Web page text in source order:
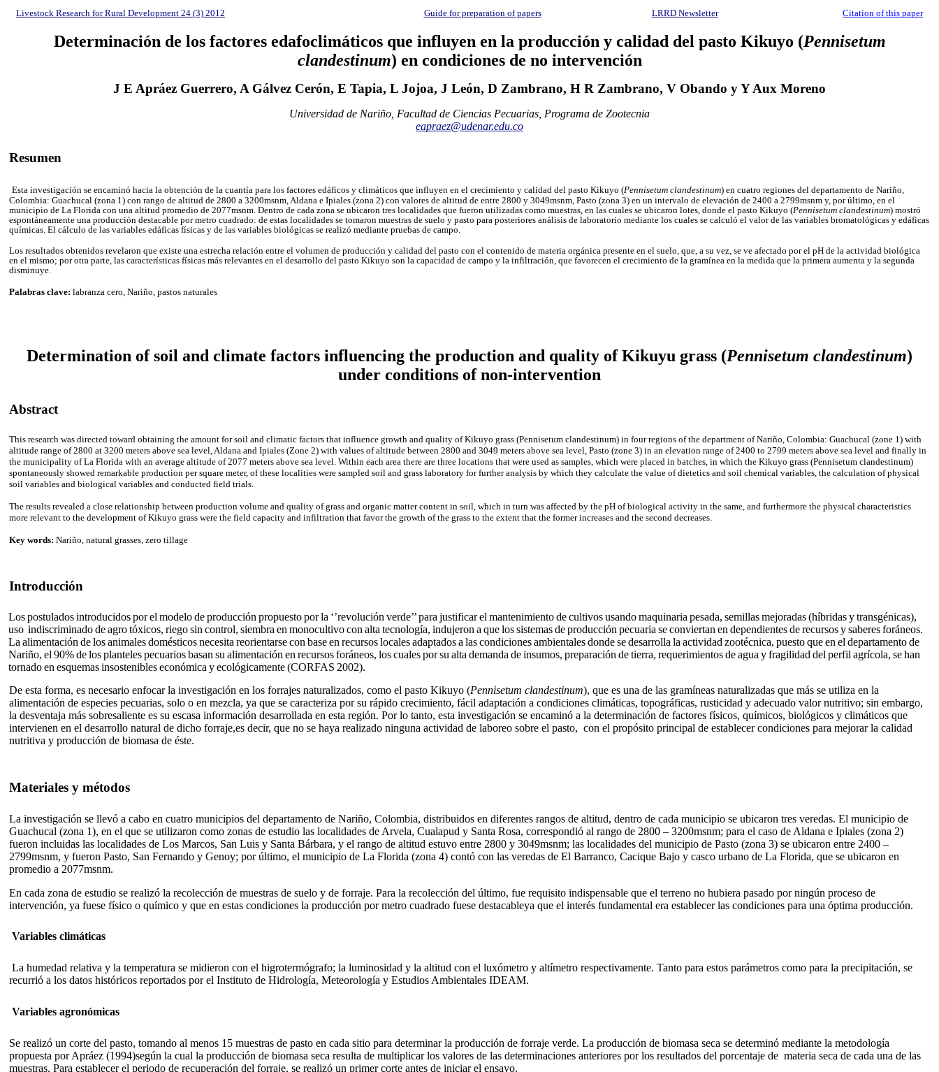
Livestock Research for Rural Development 24 (3) 2012 Guide for preparation of papers LRRD Newsletter Citation of this paper
Determinación de los factores edafoclimáticos que influyen en la producción y calidad del pasto Kikuyo (Pennisetum
clandestinum) en condiciones de no intervención
J E Apráez Guerrero, A Gálvez Cerón, E Tapia, L Jojoa, J León, D Zambrano, H R Zambrano, V Obando y Y Aux Moreno
Universidad de Nariño, Facultad de Ciencias Pecuarias, Programa de Zootecnia
eapraez@udenar.edu.co
Resumen
Esta investigación se encaminó hacia la obtención de la cuantía para los factores edáficos y climáticos que influyen en el crecimiento y calidad del pasto Kikuyo (Pennisetum clandestinum) en cuatro regiones del departamento de Nariño,
Colombia: Guachucal (zona 1) con rango de altitud de 2800 a 3200msnm, Aldana e Ipiales (zona 2) con valores de altitud de entre 2800 y 3049msnm, Pasto (zona 3) en un intervalo de elevación de 2400 a 2799msnm y, por último, en el
municipio de La Florida con una altitud promedio de 2077msnm. Dentro de cada zona se ubicaron tres localidades que fueron utilizadas como muestras, en las cuales se ubicaron lotes, donde el pasto Kikuyo (Pennisetum clandestinum) mostró
espontáneamente una producción destacable por metro cuadrado: de estas localidades se tomaron muestras de suelo y pasto para posteriores análisis de laboratorio mediante los cuales se calculó el valor de las variables bromatológicas y edáficas
químicas. El cálculo de las variables edáficas físicas y de las variables biológicas se realizó mediante pruebas de campo.
Los resultados obtenidos revelaron que existe una estrecha relación entre el volumen de producción y calidad del pasto con el contenido de materia orgánica presente en el suelo, que, a su vez, se ve afectado por el pH de la actividad biológica
en el mismo; por otra parte, las características físicas más relevantes en el desarrollo del pasto Kikuyo son la capacidad de campo y la infiltración, que favorecen el crecimiento de la gramínea en la medida que la primera aumenta y la segunda
disminuye.
Palabras clave: labranza cero, Nariño, pastos naturales
Determination of soil and climate factors influencing the production and quality of Kikuyu grass (Pennisetum clandestinum)
under conditions of non-intervention
Abstract
This research was directed toward obtaining the amount for soil and climatic factors that influence growth and quality of Kikuyo grass (Pennisetum clandestinum) in four regions of the department of Nariño, Colombia: Guachucal (zone 1) with
altitude range of 2800 at 3200 meters above sea level, Aldana and Ipiales (Zone 2) with values of altitude between 2800 and 3049 meters above sea level, Pasto (zone 3) in an elevation range of 2400 to 2799 meters above sea level and finally in
the municipality of La Florida with an average altitude of 2077 meters above sea level. Within each area there are three locations that were used as samples, which were placed in batches, in which the Kikuyo grass (Pennisetum clandestinum)
spontaneously showed remarkable production per square meter, of these localities were sampled soil and grass laboratory for further analysis by which they calculate the value of dietetics and soil chemical variables, the calculation of physical
soil variables and biological variables and conducted field trials.
The results revealed a close relationship between production volume and quality of grass and organic matter content in soil, which in turn was affected by the pH of biological activity in the same, and furthermore the physical characteristics
more relevant to the development of Kikuyo grass were the field capacity and infiltration that favor the growth of the grass to the extent that the former increases and the second decreases.
Key words: Nariño, natural grasses, zero tillage
Introducción
Los postulados introducidos por el modelo de producción propuesto por la ‘’revolución verde’’ para justificar el mantenimiento de cultivos usando maquinaria pesada, semillas mejoradas (híbridas y transgénicas),
uso indiscriminado de agro tóxicos, riego sin control, siembra en monocultivo con alta tecnología, indujeron a que los sistemas de producción pecuaria se conviertan en dependientes de recursos y saberes foráneos.
La alimentación de los animales domésticos necesita reorientarse con base en recursos locales adaptados a las condiciones ambientales donde se desarrolla la actividad zootécnica, puesto que en el departamento de
Nariño, el 90% de los planteles pecuarios basan su alimentación en recursos foráneos, los cuales por su alta demanda de insumos, preparación de tierra, requerimientos de agua y fragilidad del perfil agrícola, se han
tornado en esquemas insostenibles económica y ecológicamente (CORFAS 2002).
De esta forma, es necesario enfocar la investigación en los forrajes naturalizados, como el pasto Kikuyo (Pennisetum clandestinum), que es una de las gramíneas naturalizadas que más se utiliza en la
alimentación de especies pecuarias, solo o en mezcla, ya que se caracteriza por su rápido crecimiento, fácil adaptación a condiciones climáticas, topográficas, rusticidad y adecuado valor nutritivo; sin embargo,
la desventaja más sobresaliente es su escasa información desarrollada en esta región. Por lo tanto, esta investigación se encaminó a la determinación de factores físicos, químicos, biológicos y climáticos que
intervienen en el desarrollo natural de dicho forraje,es decir, que no se haya realizado ninguna actividad de laboreo sobre el pasto, con el propósito principal de establecer condiciones para mejorar la calidad
nutritiva y producción de biomasa de éste.
Materiales y métodos
La investigación se llevó a cabo en cuatro municipios del departamento de Nariño, Colombia, distribuidos en diferentes rangos de altitud, dentro de cada municipio se ubicaron tres veredas. El municipio de
Guachucal (zona 1), en el que se utilizaron como zonas de estudio las localidades de Arvela, Cualapud y Santa Rosa, correspondió al rango de 2800 – 3200msnm; para el caso de Aldana e Ipiales (zona 2)
fueron incluidas las localidades de Los Marcos, San Luis y Santa Bárbara, y el rango de altitud estuvo entre 2800 y 3049msnm; las localidades del municipio de Pasto (zona 3) se ubicaron entre 2400 –
2799msnm, y fueron Pasto, San Fernando y Genoy; por último, el municipio de La Florida (zona 4) contó con las veredas de El Barranco, Cacique Bajo y casco urbano de La Florida, que se ubicaron en
promedio a 2077msnm.
En cada zona de estudio se realizó la recolección de muestras de suelo y de forraje. Para la recolección del último, fue requisito indispensable que el terreno no hubiera pasado por ningún proceso de
intervención, ya fuese físico o químico y que en estas condiciones la producción por metro cuadrado fuese destacableya que el interés fundamental era establecer las condiciones para una óptima producción.
Variables climáticas
La humedad relativa y la temperatura se midieron con el higrotermógrafo; la luminosidad y la altitud con el luxómetro y altímetro respectivamente. Tanto para estos parámetros como para la precipitación, se
recurrió a los datos históricos reportados por el Instituto de Hidrología, Meteorología y Estudios Ambientales IDEAM.
Variables agronómicas
Se realizó un corte del pasto, tomando al menos 15 muestras de pasto en cada sitio para determinar la producción de forraje verde. La producción de biomasa seca se determinó mediante la metodología
propuesta por Apráez (1994)según la cual la producción de biomasa seca resulta de multiplicar los valores de las determinaciones anteriores por los resultados del porcentaje de materia seca de cada una de las
muestras. Para establecer el periodo de recuperación del forraje, se realizó un primer corte antes de iniciar el ensayo.